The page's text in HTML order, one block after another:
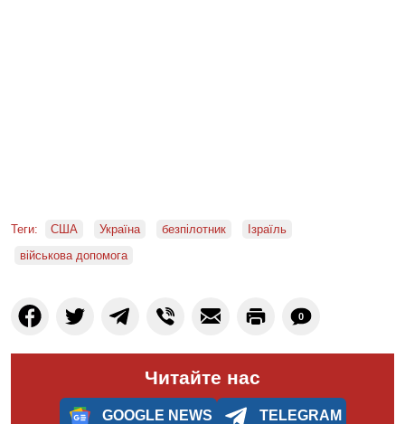
Теги: США Україна безпілотник
Ізраїль
військова допомога
0
Читайте нас
GOOGLE NEWS TELEGRAM